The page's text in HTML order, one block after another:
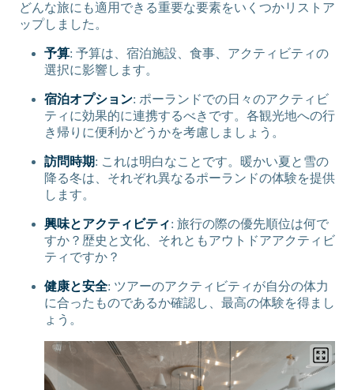
どんな旅にも適用できる重要な要素をいくつかリストア
ップしました。
予算: 予算は、宿泊施設、食事、アクティビティの
選択に影響します。
宿泊オプション: ポーランドでの日々のアクティビ
ティに効果的に連携するべきです。各観光地への行
き帰りに便利かどうかを考慮しましょう。
訪問時期: これは明白なことです。暖かい夏と雪の
降る冬は、それぞれ異なるポーランドの体験を提供
します。
興味とアクティビティ: 旅行の際の優先順位は何で
すか？歴史と文化、それともアウトドアアクティビ
ティですか？
健康と安全: ツアーのアクティビティが自分の体力
に合ったものであるか確認し、最高の体験を得まし
ょう。